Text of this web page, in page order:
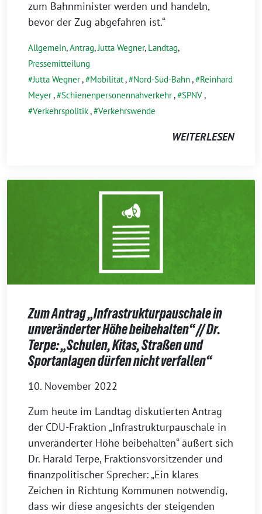
zum Bahnminister werden und handeln,
bevor der Zug abgefahren ist.“
Allgemein,Antrag,Jutta Wegner, Landtag,
Pressemitteilung
Jutta Wegner, Mobilität, Nord-Süd-Bahn,
Reinhard
Meyer, Schienenpersonennahverkehr, SPNV,
Verkehrspolitik, Verkehrswende
WEITERLESEN
Zum Antrag „Infrastrukturpauschale in
unveränderter Höhe beibehalten“ // Dr.
Terpe: „Schulen, Kitas, Straßen und
Sportanlagen dürfen nicht verfallen“
10. November 2022
Zum heute im Landtag diskutierten Antrag
der CDU-Fraktion „Infrastrukturpauschale in
unveränderter Höhe beibehalten“ äußert sich
Dr. Harald Terpe, Fraktionsvorsitzender und
finanzpolitischer Sprecher: „Ein klares
Zeichen in Richtung Kommunen notwendig,
dass wir diese angesichts der steigenden